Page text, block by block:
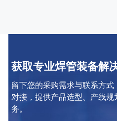
获取专业焊管装备解
留下您的采购需求与联系方
对接，提供产品选型、产线
务。